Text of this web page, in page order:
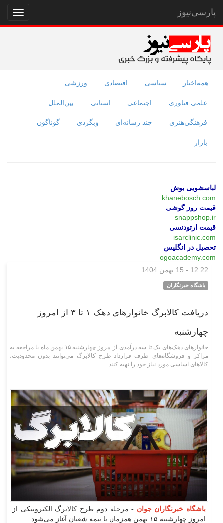
نمایش
منو
پارسی‌نیوز
همه‌اخبار سیاسی اقتصادی ورزشی
علمی فناوری اجتماعی استانی بین‌الملل
فرهنگی‌هنری چند رسانه‌ای وبگردی گوناگون
بازار
لباسشویی بوش
khanebosch.com
قیمت روز گوشی
snappshop.ir
قیمت ارتودنسی
isarclinic.com
تحصیل در انگلیس
ogoacademy.com
12:22 - 15 بهمن 1404
باشگاه خبرنگاران
دریافت کالابرگ خانوار‌های دهک ۱ تا ۳ از امروز
چهارشنبه
خانوار‌های دهک‌های یک تا سه درآمدی از امروز چهارشنبه ۱۵ بهمن ماه با مراجعه به
مراکز و فروشگاه‌های طرف قرارداد طرح کالابرگ می‌توانند بدون محدودیت،
کالا‌های اساسی مورد نیاز خود را تهیه کنند.
باشگاه خبرنگاران جوان - مرحله دوم طرح کالابرگ الکترونیکی از
امروز چهارشنبه ۱۵ بهمن همزمان با نیمه شعبان آغاز می‌شود.